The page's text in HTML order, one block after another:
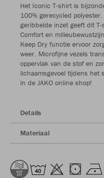
Het Iconic T-shirt is
100% gerecycled
geribbelde inzet geeft dit
Comfort en
Keep Dry functie ervoor
weer. Microfijne vezels
oppervlak van de stof en
lichaamsgevoel tijdens het
in de JAKO online shop!
Details
Materiaal